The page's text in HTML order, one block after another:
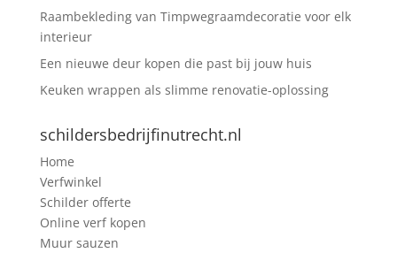
Raambekleding van Timpwegraamdecoratie voor elk
interieur
Een nieuwe deur kopen die past bij jouw huis
Keuken wrappen als slimme renovatie-oplossing
schildersbedrijfinutrecht.nl
Home
Verfwinkel
Schilder offerte
Online verf kopen
Muur sauzen